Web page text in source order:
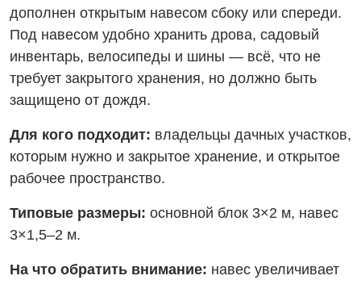
дополнен открытым навесом сбоку или спереди.
Под навесом удобно хранить дрова, садовый
инвентарь, велосипеды и шины — всё, что не
требует закрытого хранения, но должно быть
защищено от дождя.
Для кого подходит: владельцы дачных участков,
которым нужно и закрытое хранение, и открытое
рабочее пространство.
Типовые размеры: основной блок 3×2 м, навес
3×1,5–2 м.
На что обратить внимание: навес увеличивает